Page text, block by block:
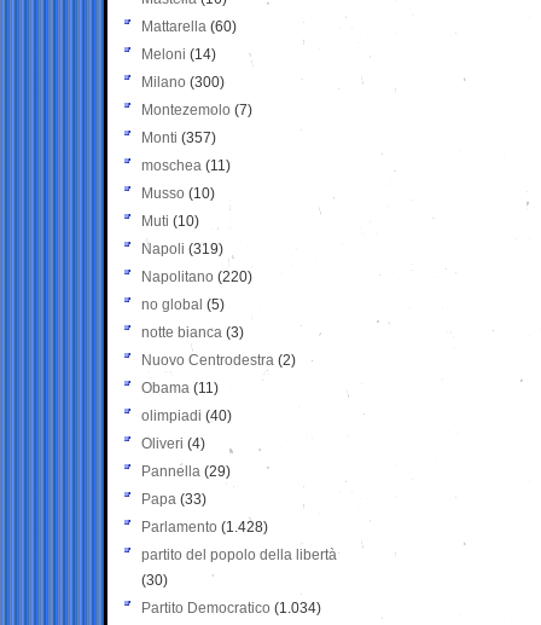
Mattarella (60)
Meloni (14)
Milano (300)
Montezemolo (7)
Monti (357)
moschea (11)
Musso (10)
Muti (10)
Napoli (319)
Napolitano (220)
no global (5)
notte bianca (3)
Nuovo Centrodestra (2)
Obama (11)
olimpiadi (40)
Oliveri (4)
Pannella (29)
Papa (33)
Parlamento (1.428)
partito del popolo della libertà
(30)
Partito Democratico (1.034)